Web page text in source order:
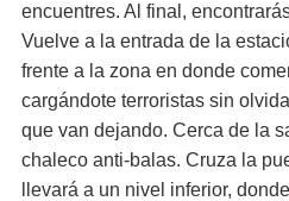
encuentres. Al final,
Vuelve a la entrada de la
frente a la zona en donde
cargándote terroristas sin
que van dejando. Cerca de la
chaleco anti-balas. Cruza la
llevará a un nivel inferior,